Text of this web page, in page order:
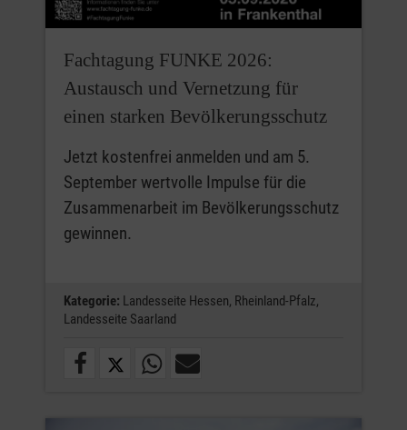
Fachtagung FUNKE 2026:
Austausch und Vernetzung für
einen starken Bevölkerungsschutz
Jetzt kostenfrei anmelden und am 5.
September wertvolle Impulse für die
Zusammenarbeit im Bevölkerungsschutz
gewinnen.
Kategorie: Landesseite Hessen, Rheinland-Pfalz,
Landesseite Saarland